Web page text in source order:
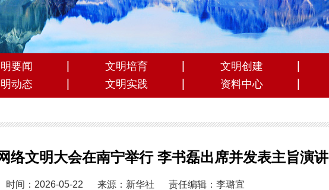
要闻 文明培育 文明创建
动态 文明实践 资料中心
络文明大会在南宁举行 李书磊出席并发表主旨演讲
时间：2026-05-22 来源：新华社 责任编辑：李璐宜